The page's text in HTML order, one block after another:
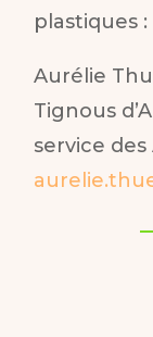
plastiques :
Aurélie
Tignous
service